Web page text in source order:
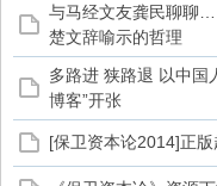
与马经文友龚民聊聊
楚文辞喻示的哲理
多路进 狭路退 以中
博客”开张
[保卫资本论2014]正版